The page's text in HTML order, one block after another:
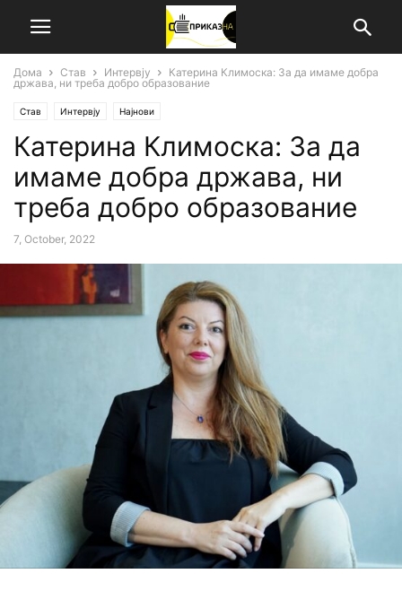
Дома Став Интервју
Катерина Климоска: За да имаме добра
држава, ни треба добро образование
Став Интервју Најнови
Катерина Климоска: За да
имаме добра држава, ни
треба добро образование
7, October, 2022